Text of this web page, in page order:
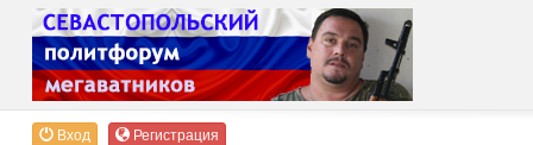
Вход Регистрация